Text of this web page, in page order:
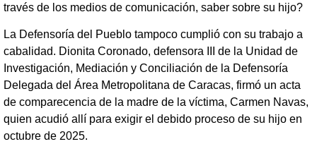
través de los medios de comunicación, saber sobre su hijo?
La Defensoría del Pueblo tampoco cumplió con su trabajo a
cabalidad. Dionita Coronado, defensora III de la Unidad de
Investigación, Mediación y Conciliación de la Defensoría
Delegada del Área Metropolitana de Caracas, firmó un acta
de comparecencia de la madre de la víctima, Carmen Navas,
quien acudió allí para exigir el debido proceso de su hijo en
octubre de 2025.